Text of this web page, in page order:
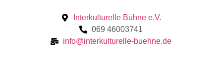
Interkulturelle Bühne e.V.
069 46003741
info@interkulturelle-buehne.de